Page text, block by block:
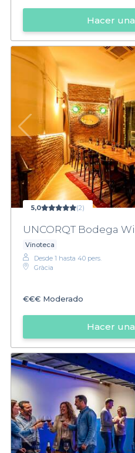
Hacer
5,0 (2)
UNCORQT Bodega
Vinoteca
Desde 1 hasta 40 pers.
Gràcia
€€€ Moderado
Hacer